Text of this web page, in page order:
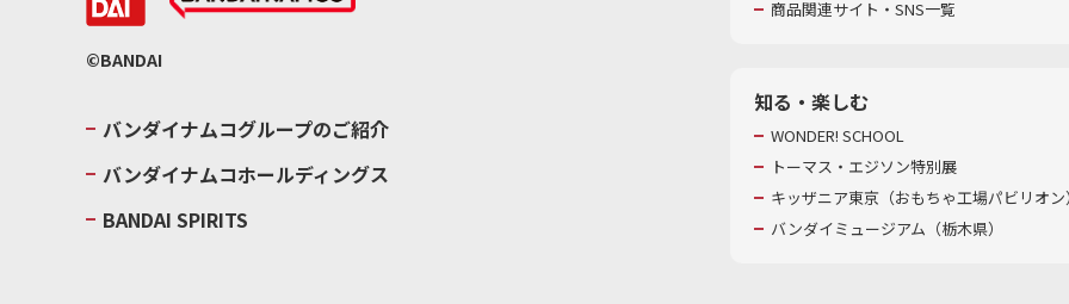
©BANDAI
バンダイナムコグループのご紹介
バンダイナムコホールディングス
BANDAI SPIRITS
商品関連サイト・SNS一覧
知る・楽しむ
WONDER! SCHOOL
トーマス・エジソン特別展
キッザニア東京（おもちゃ工場パビリオ
バンダイミュージアム（栃木県）